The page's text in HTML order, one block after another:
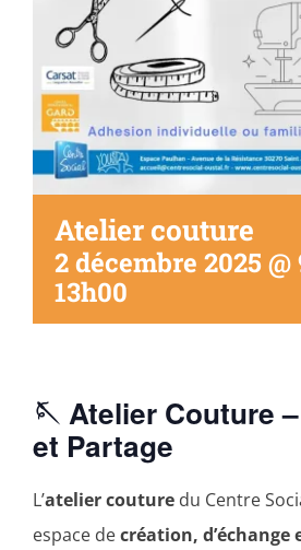
Atelier couture
2 décembre 2025 @
13h00
🪡 Atelier Couture
et Partage
L’atelier couture du Centre
espace decréation, d’échange